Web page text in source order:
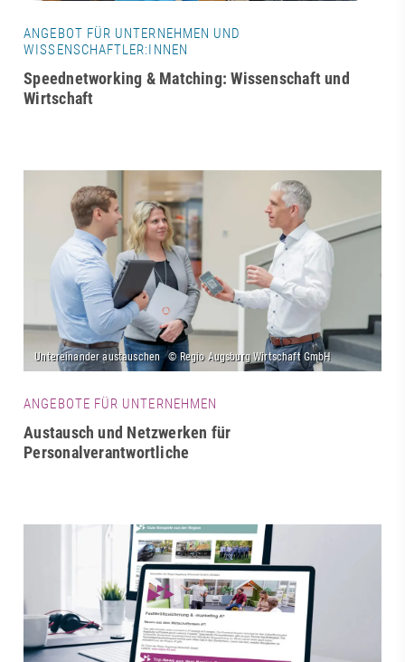
ANGEBOT FÜR UNTERNEHMEN UND
WISSENSCHAFTLER:INNEN
Speednetworking & Matching: Wissenschaft und
Wirtschaft
ANGEBOTE FÜR UNTERNEHMEN
Austausch und Netzwerken für
Personalverantwortliche